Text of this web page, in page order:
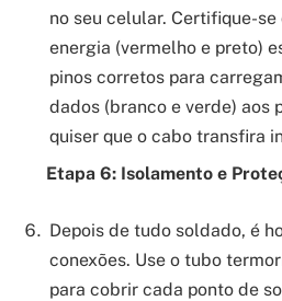
no seu celular. Certifique-
energia (vermelho e preto)
pinos corretos para
dados (branco e verde) aos
quiser que o cabo transfira
Etapa 6: Isolamento e
Depois de tudo soldado, é
conexões. Use o tubo
para cobrir cada ponto de